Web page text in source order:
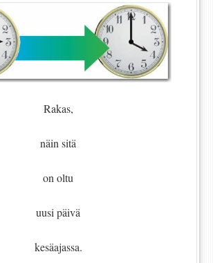
Rakas,
näin sitä
on oltu
uusi päivä
kesäajassa.